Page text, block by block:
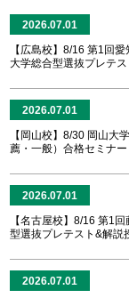
2026.07.01
【広島校】8/16 第1回
大学総合型選抜プレテス
2026.07.01
【岡山校】8/30 岡山大
薦・一般）合格セミナー
2026.07.01
【名古屋校】8/16 第1
型選抜プレテスト&解説
2026.07.01